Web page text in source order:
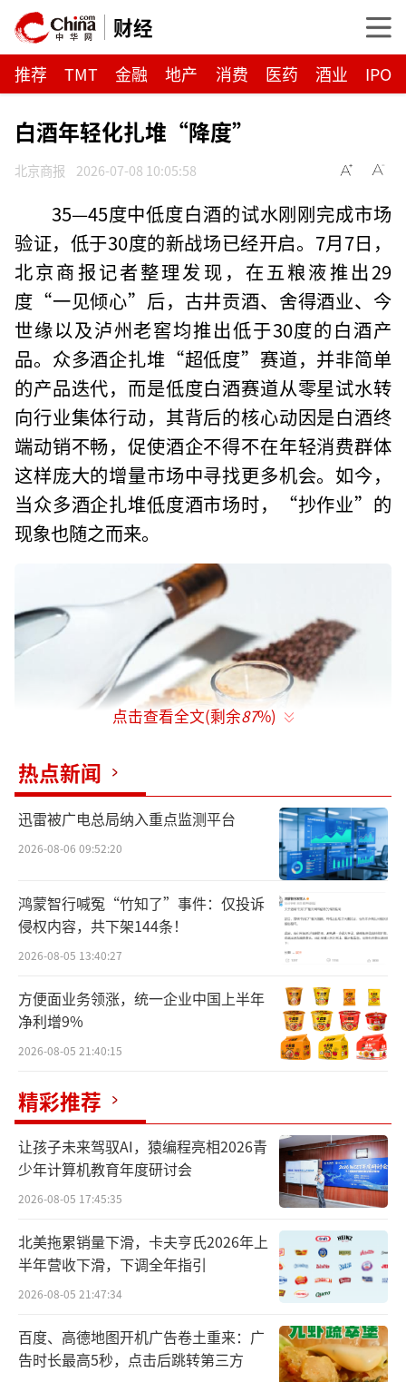
财经
推荐 TMT 金融 地产 消费 医药 酒业 IPO
白酒年轻化扎堆“降度”
北京商报 2026-07-08 10:05:58
35—45度中低度白酒的试水刚刚完成市场
验证，低于30度的新战场已经开启。7月7日，
北京商报记者整理发现，在五粮液推出29
度“一见倾心”后，古井贡酒、舍得酒业、今
世缘以及泸州老窖均推出低于30度的白酒产
品。众多酒企扎堆“超低度”赛道，并非简单
的产品迭代，而是低度白酒赛道从零星试水转
向行业集体行动，其背后的核心动因是白酒终
端动销不畅，促使酒企不得不在年轻消费群体
这样庞大的增量市场中寻找更多机会。如今，
当众多酒企扎堆低度酒市场时，“抄作业”的
现象也随之而来。
密集落子
今年6月底，泸州老窖“28度高光”发布。
际版375毫升、高光mini版50毫升。泸州老窖
仅是今年白酒品牌落子超低度酒赛道的缩影。
据了解，今年初，水井坊推出29度“水井坊·
珍心珍意清漾”。
事实上，这场“降度”竞赛的起点可以追
溯到2025年。去年，五粮液在2024年度股东大
会上率先提出“全方位推进产品年轻化，降低
倾心”；古井贡酒推出375ml 26度“年份原浆
轻度古20”；舍得酒业发布500ml 29度“舍得
自在”，采用6年基酒、20年调味酒和30年高端
调味酒勾调；今世缘在秋糖期间推出22度“今
世缘·多少”。
点击查看全文(剩余87%)
热点新闻
迅雷被广电总局纳入重点监测平台
2026-08-06 09:52:20
鸿蒙智行喊冤“竹知了”事件：仅投诉
侵权内容，共下架144条！
2026-08-05 13:40:27
方便面业务领涨，统一企业中国上半年
净利增9%
2026-08-05 21:40:15
精彩推荐
让孩子未来驾驭AI，猿编程亮相2026青
少年计算机教育年度研讨会
2026-08-05 17:45:35
北美拖累销量下滑，卡夫亨氏2026年上
半年营收下滑，下调全年指引
2026-08-05 21:47:34
百度、高德地图开机广告卷土重来：广
告时长最高5秒，点击后跳转第三方